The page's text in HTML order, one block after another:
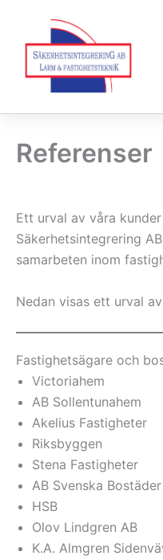
Hoppa
innehåll
Referenser
Ett urval av våra kunder
Säkerhetsintegrering
samarbeten inom
Nedan visas ett urval
Fastighetsägare och
Victoriahem
AB Sollentunahem
Akelius Fastigheter
Riksbyggen
Stena Fastigheter
AB Svenska Bostäder
HSB
Olov Lindgren AB
K.A. Almgren